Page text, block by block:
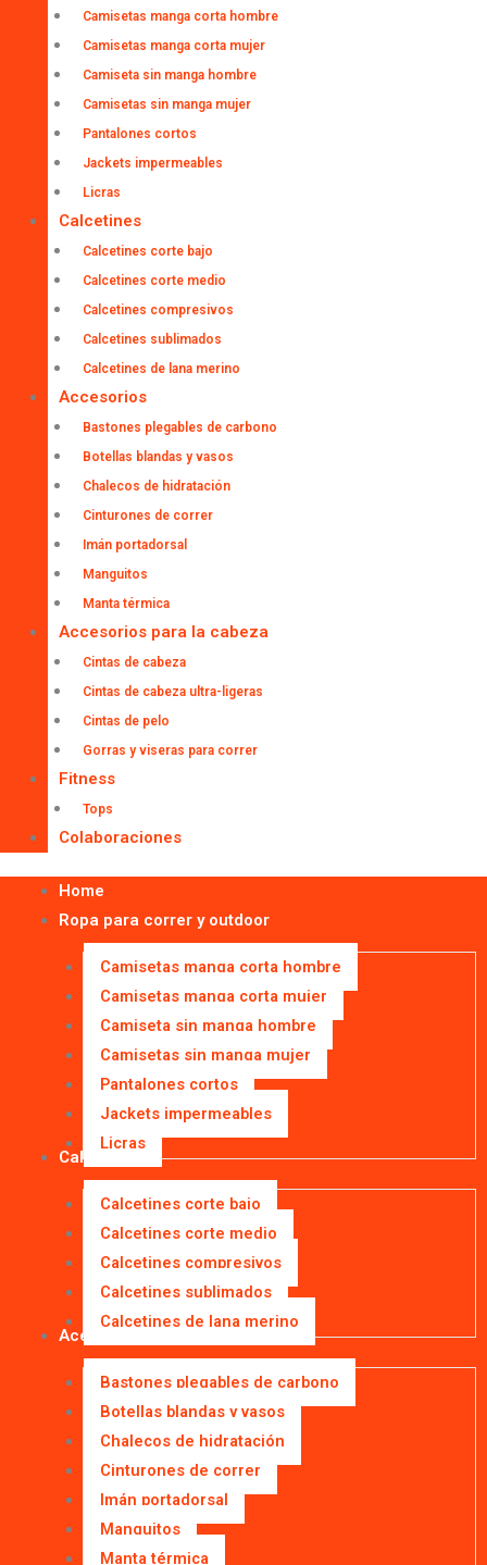
Camisetas manga corta hombre
Camisetas manga corta mujer
Camiseta sin manga hombre
Camisetas sin manga mujer
Pantalones cortos
Jackets impermeables
Licras
Calcetines
Calcetines corte bajo
Calcetines corte medio
Calcetines compresivos
Calcetines sublimados
Calcetines de lana merino
Accesorios
Bastones plegables de carbono
Botellas blandas y vasos
Chalecos de hidratación
Cinturones de correr
Imán portadorsal
Manguitos
Manta térmica
Accesorios para la cabeza
Cintas de cabeza
Cintas de cabeza ultra-ligeras
Cintas de pelo
Gorras y viseras para correr
Fitness
Tops
Colaboraciones
Home
Ropa para correr y outdoor
Camisetas manga corta hombre
Camisetas manga corta mujer
Camiseta sin manga hombre
Camisetas sin manga mujer
Pantalones cortos
Jackets impermeables
Licras
Calcetines
Calcetines corte bajo
Calcetines corte medio
Calcetines compresivos
Calcetines sublimados
Calcetines de lana merino
Accesorios
Bastones plegables de carbono
Botellas blandas y vasos
Chalecos de hidratación
Cinturones de correr
Imán portadorsal
Manguitos
Manta térmica